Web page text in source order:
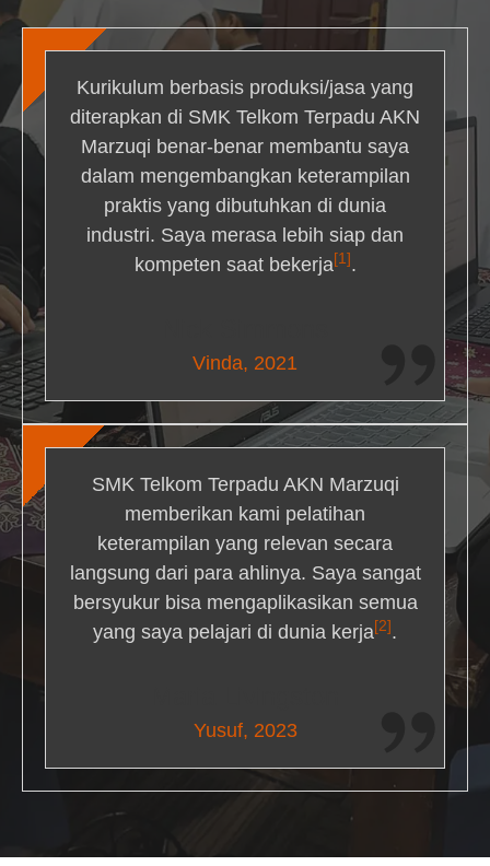
Kurikulum berbasis produksi/jasa yang
diterapkan di SMK Telkom Terpadu AKN
Marzuqi benar-benar membantu saya
dalam mengembangkan keterampilan
praktis yang dibutuhkan di dunia
industri. Saya merasa lebih siap dan
kompeten saat bekerja[1] .
Vinda, 2021
SMK Telkom Terpadu AKN Marzuqi
memberikan kami pelatihan
keterampilan yang relevan secara
langsung dari para ahlinya. Saya sangat
bersyukur bisa mengaplikasikan semua
yang saya pelajari di dunia kerja[2] .
Yusuf, 2023